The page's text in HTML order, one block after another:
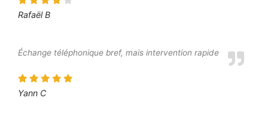
Rafaël B
Échange téléphonique bref, mais intervention rapide
Yann C